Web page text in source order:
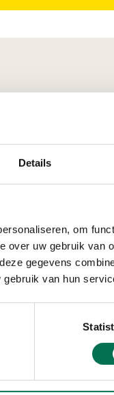
Details
om
over uw gebruik van
gegevens
van hun
Buys